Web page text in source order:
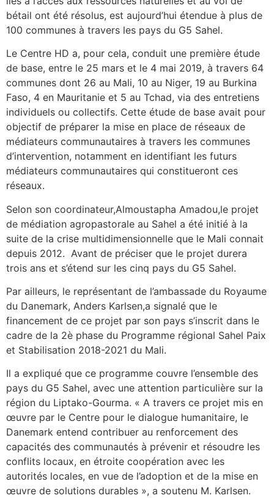
bétail ont été résolus, est aujourd’hui étendue à plus de
100 communes à travers les pays du G5 Sahel.
Le Centre HD a, pour cela, conduit une première étude
de base, entre le 25 mars et le 4 mai 2019, à travers 64
communes dont 26 au Mali, 10 au Niger, 19 au Burkina
Faso, 4 en Mauritanie et 5 au Tchad, via des entretiens
individuels ou collectifs. Cette étude de base avait pour
objectif de préparer la mise en place de réseaux de
médiateurs communautaires à travers les communes
d’intervention, notamment en identifiant les futurs
médiateurs communautaires qui constitueront ces
réseaux.
Selon son coordinateur,Almoustapha Amadou,le projet
de médiation agropastorale au Sahel a été initié à la
suite de la crise multidimensionnelle que le Mali connait
depuis 2012. Avant de préciser que le projet durera
trois ans et s’étend sur les cinq pays du G5 Sahel.
Par ailleurs, le représentant de l’ambassade du Royaume
du Danemark, Anders Karlsen,a signalé que le
financement de ce projet par son pays s’inscrit dans le
cadre de la 2è phase du Programme régional Sahel Paix
et Stabilisation 2018-2021 du Mali.
Il a expliqué que ce programme couvre l’ensemble des
pays du G5 Sahel, avec une attention particulière sur la
région du Liptako-Gourma. « A travers ce projet mis en
œuvre par le Centre pour le dialogue humanitaire, le
Danemark entend contribuer au renforcement des
capacités des communautés à prévenir et résoudre les
conflits locaux, en étroite coopération avec les
autorités locales, en vue de l’adoption et de la mise en
œuvre de solutions durables », a soutenu M. Karlsen.